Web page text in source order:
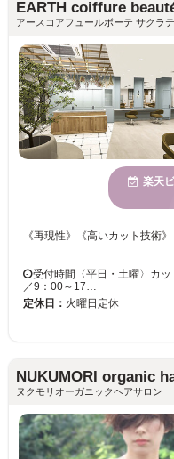
EARTH coiffure
アースコアフュールボーテ サクラ
楽天
受付時間〈平日・土曜〉カ
／9：00～17…
定休日： 火曜日定休
NUKUMORI organic
ヌクモリオーガニックヘアサロン